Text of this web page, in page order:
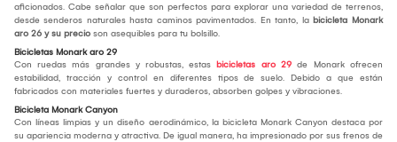
aficionados. Cabe señalar que son perfectos para explorar una variedad de terrenos,
desde senderos naturales hasta caminos pavimentados. En tanto, la bicicleta Monark
aro 26 y su precio son asequibles para tu bolsillo.
Bicicletas Monark aro 29
Con ruedas más grandes y robustas, estas bicicletas aro 29 de Monark ofrecen
estabilidad, tracción y control en diferentes tipos de suelo. Debido a que están
fabricados con materiales fuertes y duraderos, absorben golpes y vibraciones.
Bicicleta Monark Canyon
Con líneas limpias y un diseño aerodinámico, la bicicleta Monark Canyon destaca por
su apariencia moderna y atractiva. De igual manera, ha impresionado por sus frenos de